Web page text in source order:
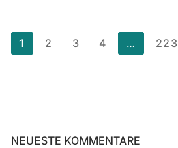
Seitennummerierung
der
1 2 3 4 … 223
NEUESTE KOMMENTARE